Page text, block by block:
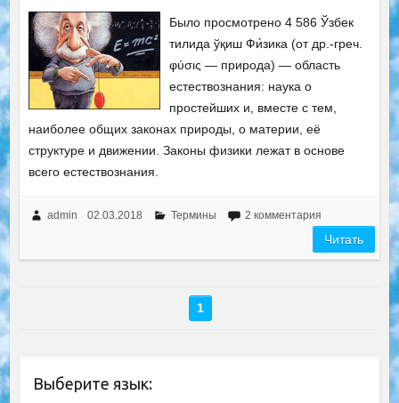
Было просмотрено 4 586 Ўзбек
тилида ўқиш Фи́зика (от др.-греч.
φύσις — природа) — область
естествознания: наука о
простейших и, вместе с тем,
наиболее общих законах природы, о материи, её
структуре и движении. Законы физики лежат в основе
всего естествознания.
admin 02.03.2018 Термины 2 комментария
Читать
1
Выберите язык: